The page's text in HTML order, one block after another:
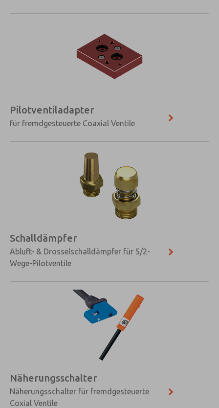
Pilotventiladapter
für fremdgesteuerte Coaxial Ventile
Schalldämpfer
Abluft- & Drosselschalldämpfer für 5/2-
Wege-Pilotventile
Näherungsschalter
Näherungsschalter für fremdgesteuerte
Coxial Ventile